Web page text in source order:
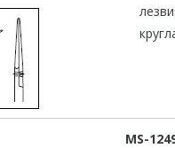
MS-